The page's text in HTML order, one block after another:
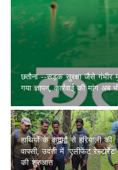
छतौना --सड़क सुरक्षा जैसे गंभीर
गया ज्ञापन, कार्रवाई की मांग अब
हाथियों के कदमों से हरियाली की
वापसी, उदंती में ‘एलीफेंट रेस्टोरेंट’
की शुरुआत